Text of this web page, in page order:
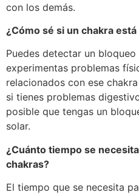
con los demás.
¿Cómo sé si un chakra
Puedes detectar un bloqueo
experimentas problemas
relacionados con ese
si tienes problemas
posible que tengas un
solar.
¿Cuánto tiempo se
chakras?
El tiempo que se necesita